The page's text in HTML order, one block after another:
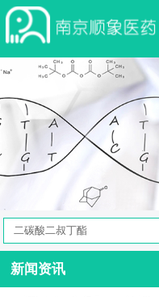
新闻资讯